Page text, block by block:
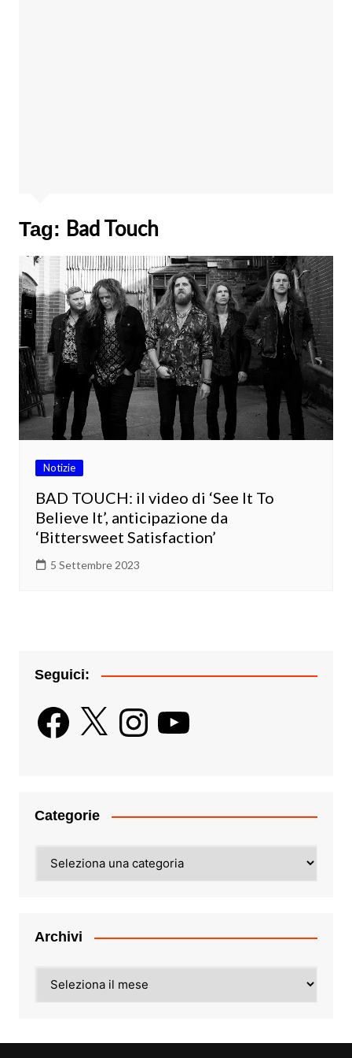
Tag: Bad Touch
Notizie
BAD TOUCH: il video di ‘See It To
Believe It’, anticipazione da
‘Bittersweet Satisfaction’
5 Settembre 2023
Seguici:
Facebook
X InstagramYouTube
Categorie
Archivi